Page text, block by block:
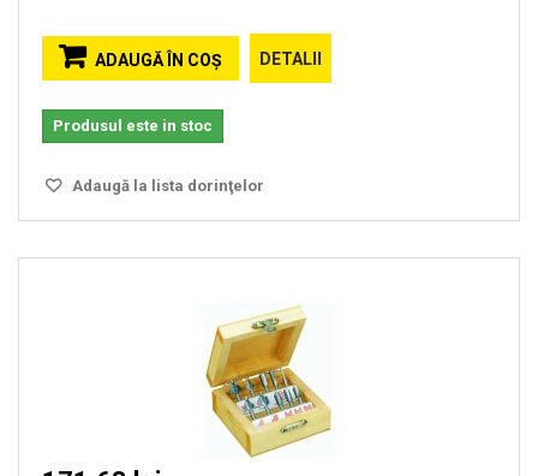
ADAUGĂ ÎN COŞ DETALII
Produsul este in stoc
Adaugă la lista dorinţelor